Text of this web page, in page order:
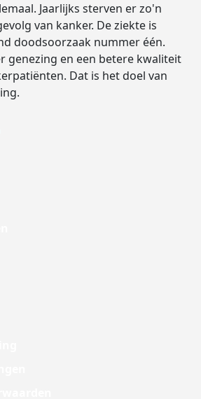
Jaarlijks sterven er zo'n
van kanker. De ziekte is
doodsoorzaak nummer één.
genezing en een betere kwaliteit
Dat is het doel van